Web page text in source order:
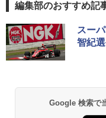
編集部のおすすめ記
スー
智紀
Google 検索で